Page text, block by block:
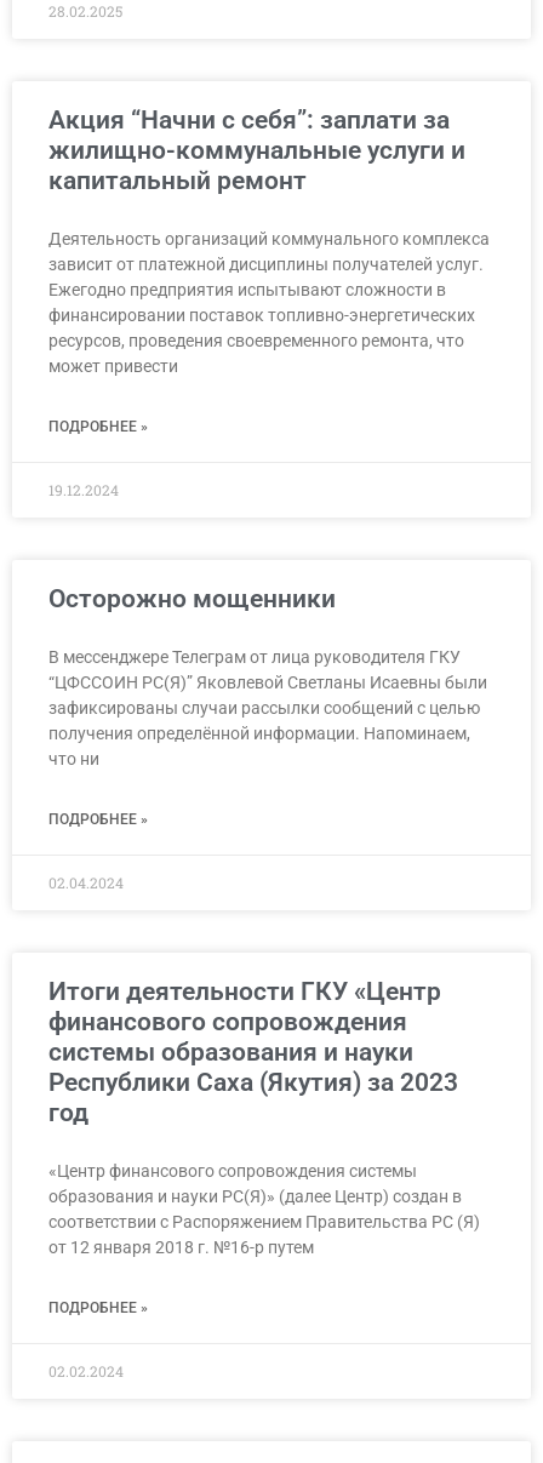
28.02.2025
Акция “Начни с себя”: заплати за
жилищно-коммунальные услуги и
капитальный ремонт
Деятельность организаций коммунального комплекса
зависит от платежной дисциплины получателей услуг.
Ежегодно предприятия испытывают сложности в
финансировании поставок топливно-энергетических
ресурсов, проведения своевременного ремонта, что
может привести
ПОДРОБНЕЕ »
19.12.2024
Осторожно мощенники
В мессенджере Телеграм от лица руководителя ГКУ
“ЦФССОИН РС(Я)” Яковлевой Светланы Исаевны были
зафиксированы случаи рассылки сообщений с целью
получения определённой информации. Напоминаем,
что ни
ПОДРОБНЕЕ »
02.04.2024
Итоги деятельности ГКУ «Центр
финансового сопровождения
системы образования и науки
Республики Саха (Якутия) за 2023
год
«Центр финансового сопровождения системы
образования и науки РС(Я)» (далее Центр) создан в
соответствии с Распоряжением Правительства РС (Я)
от 12 января 2018 г. №16-р путем
ПОДРОБНЕЕ »
02.02.2024